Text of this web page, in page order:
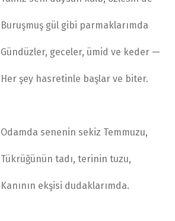
Buruşmuş gül gibi parmaklarımda
Gündüzler, geceler, ümid ve keder —
Her şey hasretinle başlar ve biter.
Odamda senenin sekiz Temmuzu,
Tükrüğünün tadı, terinin tuzu,
Kanının ekşisi dudaklarımda.